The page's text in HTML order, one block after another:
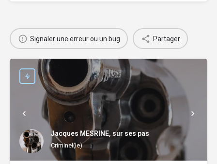
Signaler une erreur ou un bug Partager
Jacques MESRINE, sur ses pas
Criminel(le)